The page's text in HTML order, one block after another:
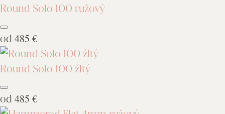
Round Solo 100 ružový
od 485 €
Round Solo 100 žltý
od 485 €